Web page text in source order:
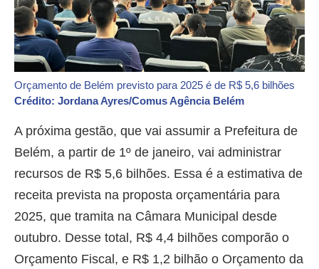
Orçamento de Belém previsto para 2025 é de R$ 5,6 bilhões
Crédito: Jordana Ayres/Comus Agência Belém
A próxima gestão, que vai assumir a Prefeitura de
Belém, a partir de 1º de janeiro, vai administrar
recursos de R$ 5,6 bilhões. Essa é a estimativa de
receita prevista na proposta orçamentária para
2025, que tramita na Câmara Municipal desde
outubro. Desse total, R$ 4,4 bilhões comporão o
Orçamento Fiscal, e R$ 1,2 bilhão o Orçamento da